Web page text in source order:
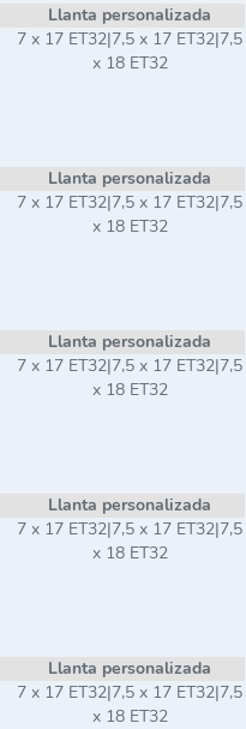
Llanta personalizada
7 x 17 ET32|7,5 x 17 ET32|7,5
x 18 ET32
Llanta personalizada
7 x 17 ET32|7,5 x 17 ET32|7,5
x 18 ET32
Llanta personalizada
7 x 17 ET32|7,5 x 17 ET32|7,5
x 18 ET32
Llanta personalizada
7 x 17 ET32|7,5 x 17 ET32|7,5
x 18 ET32
Llanta personalizada
7 x 17 ET32|7,5 x 17 ET32|7,5
x 18 ET32